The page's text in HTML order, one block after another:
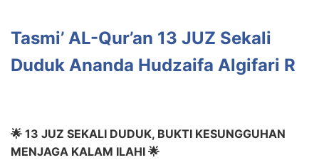
Tasmi’ AL-Qur’an 13 JUZ Sekali
Duduk Ananda Hudzaifa Algifari R
🌟 13 JUZ SEKALI DUDUK, BUKTI KESUNGGUHAN
MENJAGA KALAM ILAHI 🌟